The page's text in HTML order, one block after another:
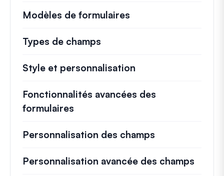
Modèles de formulaires
Types de champs
Style et personnalisation
Fonctionnalités avancées des
formulaires
Personnalisation des champs
Personnalisation avancée des champs